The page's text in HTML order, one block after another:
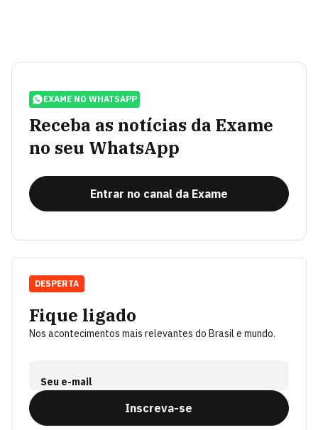
EXAME NO WHATSAPP
Receba as notícias da Exame
no seu WhatsApp
Entrar no canal da Exame
Fique ligado
Nos acontecimentos mais relevantes do Brasil e mundo.
Seu e-mail
Inscreva-se
DESPERTA